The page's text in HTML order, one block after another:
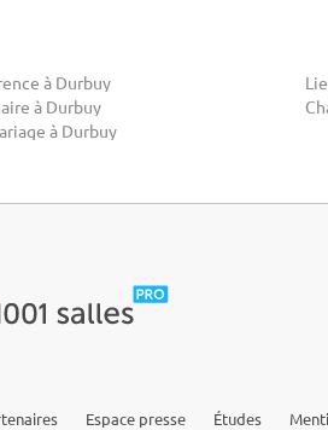
à Durbuy
à Durbuy
à Durbuy
Espace presse Études